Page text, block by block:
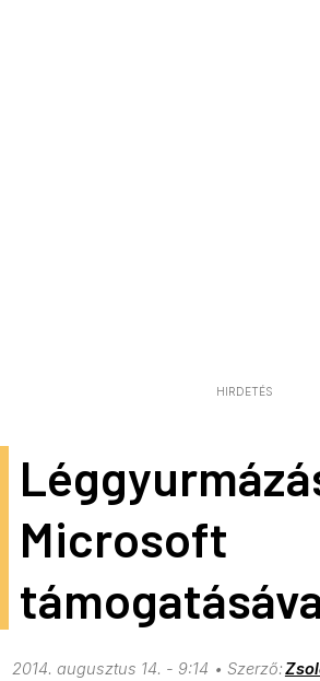
HIRDETÉS
Microsoft
2014. augusztus 14. - 9:14